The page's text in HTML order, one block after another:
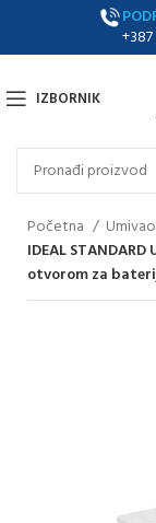
IZBORNIK
Početna
IDEAL
otvorom za